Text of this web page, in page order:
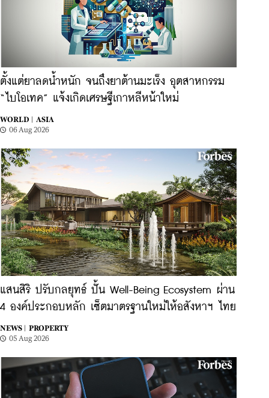
ตั้งแต่ยาลดน้ำหนัก จนถึงยาต้านมะเร็ง อุตสาหกรรม
“ไบโอเทค” แจ้งเกิดเศรษฐีเกาหลีหน้าใหม่
WORLD |
ASIA
06 Aug 2026
แสนสิริ ปรับกลยุทธ์ ปั้น Well-Being Ecosystem ผ่าน
4 องค์ประกอบหลัก เซ็ตมาตรฐานใหม่ให้อสังหาฯ ไทย
NEWS |
PROPERTY
05 Aug 2026